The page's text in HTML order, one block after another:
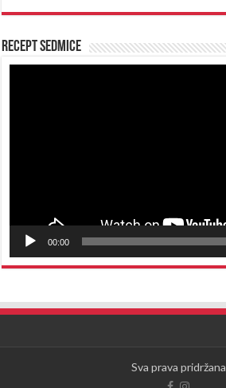
Recept sedmice
00:00
Sva prava pridržana